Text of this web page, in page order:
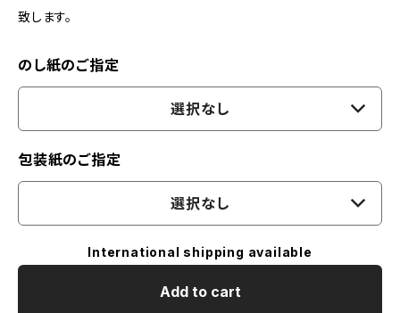
致します。
のし紙のご指定
選択なし
包装紙のご指定
選択なし
International shipping available
Add to cart